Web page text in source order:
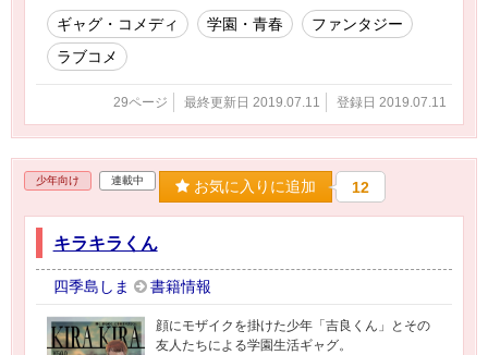
ギャグ・コメディ 学園・青春
ファンタジー
ラブコメ
29ページ 最終更新日 2019.07.11 登録日 2019.07.11
少年向け 連載中 お気に入りに追加 12
キラキラくん
四季島しま 書籍情報
顔にモザイクを掛けた少年「吉良くん」とその
友人たちによる学園生活ギャグ。